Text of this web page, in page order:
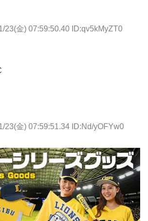
23(金) 07:59:50.40 ID:qv5kMyZT0
23(金) 07:59:51.34 ID:Nd/yOFYw0